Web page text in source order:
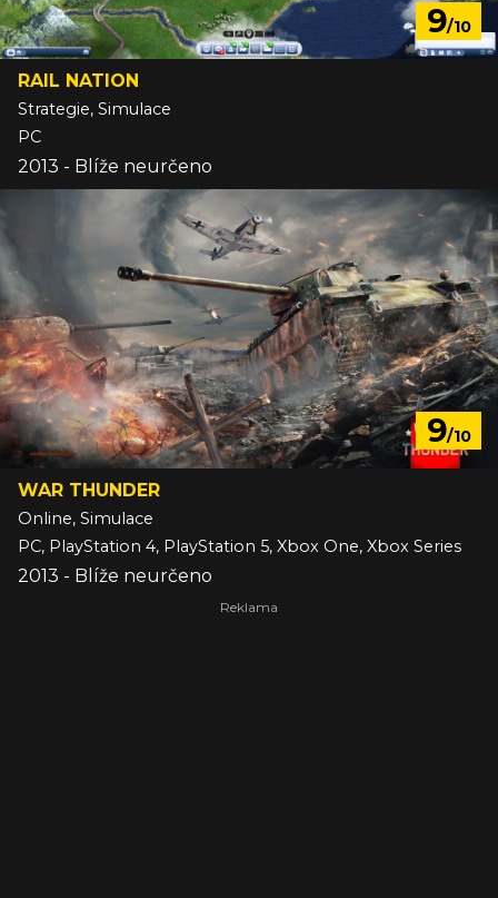
9/10
RAIL NATION
Strategie, Simulace
PC
2013 - Blíže neurčeno
9/10
WAR THUNDER
Online, Simulace
PC, PlayStation 4, PlayStation 5, Xbox One, Xbox Series
2013 - Blíže neurčeno